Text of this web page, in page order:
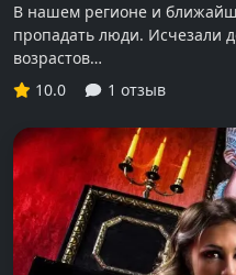
В нашем регионе и
пропадать люди. Исчезали
возрастов…
10.0
1 отзыв